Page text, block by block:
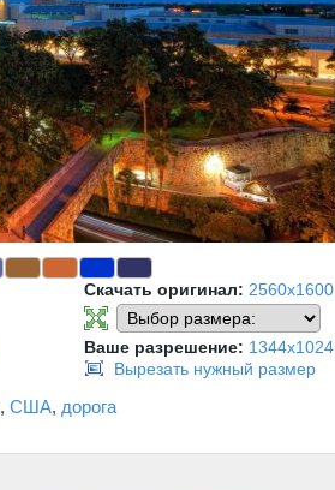
, США, дорога
Скачать оригинал: 2560x1600
Ваше разрешение: 1344x1024
Вырезать нужный размер